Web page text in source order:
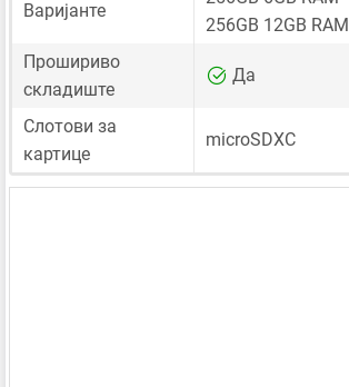
Варијанте
256GB 12GB RAM
Прошириво
складиште
Да
Слотови за
картице
microSDXC